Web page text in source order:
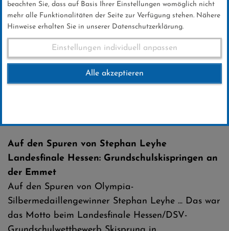
Club-News 13.03.2018
13 .März 2018
Auf den Spuren von Stephan Leyhe
Landesfinale Hessen: Grundschulskispringen an
der Emmet
Auf den Spuren von Olympia-
Silbermedaillengewinner Stephan Leyhe ... Das war
das Motto beim Landesfinale Hessen/DSV-
beachten Sie, dass auf Basis Ihrer Einstellungen womöglich nicht
mehr alle Funktionalitäten der Seite zur Verfügung stehen. Nähere
Hinweise erhalten Sie in unserer Datenschutzerklärung.
Einstellungen individuell anpassen
Alle akzeptieren